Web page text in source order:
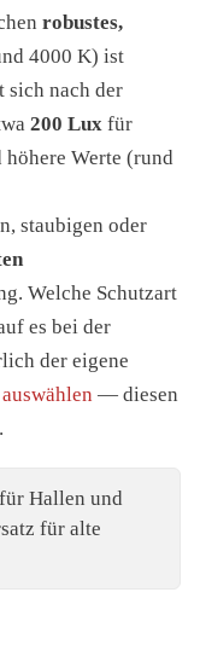
robustes,
4000 K) ist
sich nach der
200 Lux für
Werte (rund
staubigen oder
Welche Schutzart
es bei der
der eigene
— diesen
für Hallen und
für alte